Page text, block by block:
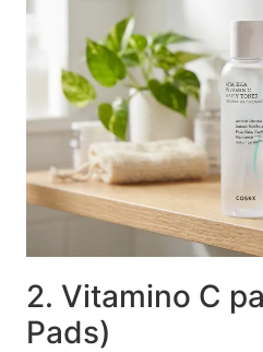
2. Vitamino C
Pads)